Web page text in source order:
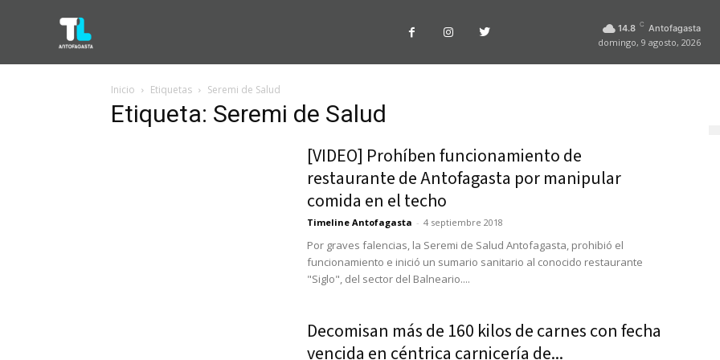
14.8 C Antofagasta
domingo, 9 agosto, 2026
Inicio Etiquetas Seremi de Salud
Etiqueta: Seremi de Salud
[VIDEO] Prohíben funcionamiento de
restaurante de Antofagasta por manipular
comida en el techo
Timeline Antofagasta - 4 septiembre 2018
Por graves falencias, la Seremi de Salud Antofagasta, prohibió el
funcionamiento e inició un sumario sanitario al conocido restaurante
"Siglo", del sector del Balneario....
Decomisan más de 160 kilos de carnes con fecha
vencida en céntrica carnicería de...